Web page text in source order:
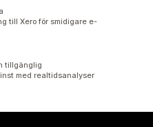
till Xero för smidigare e-
tillgänglig
med realtidsanalyser